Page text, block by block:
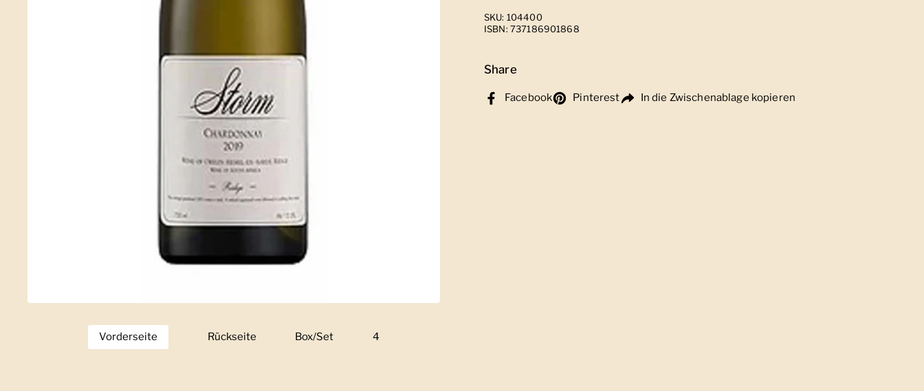
Zeige Folie 1
Vorderseite Zeige Folie 2
Rückseite Zeige Folie 3
Box/Set Zeige Folie 4
4
SKU: 104400
ISBN: 737186901868
Share
Facebook Pinterest In die Zwischenablage kopieren